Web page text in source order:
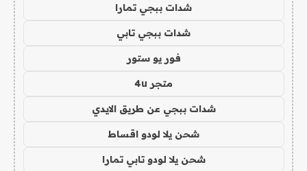
شدات ببجي تمارا
شدات ببجي تابي
فور يو ستور
متجر 4u
شدات ببجي عن طريق الايدي
شحن يلا لودو اقساط
شحن يلا لودو تابي تمارا